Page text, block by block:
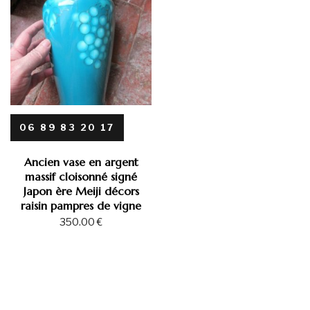
06 89 83 20 17
Ancien vase en argent
massif cloisonné signé
Japon ère Meiji décors
raisin pampres de vigne
350.00€